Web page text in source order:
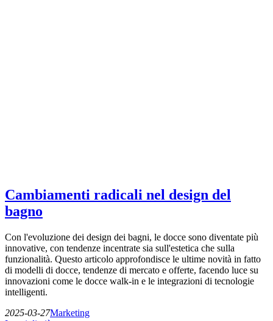
Cambiamenti radicali nel design del
bagno
Con l'evoluzione dei design dei bagni, le docce sono diventate più
innovative, con tendenze incentrate sia sull'estetica che sulla
funzionalità. Questo articolo approfondisce le ultime novità in fatto
di modelli di docce, tendenze di mercato e offerte, facendo luce su
innovazioni come le docce walk-in e le integrazioni di tecnologie
intelligenti.
2025-03-27Marketing